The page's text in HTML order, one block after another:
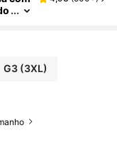
G3(3XL)